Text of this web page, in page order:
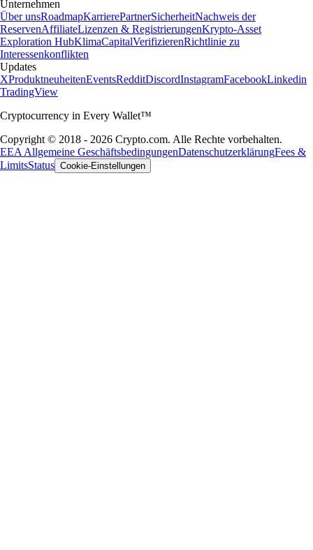
Unternehmen
Über unsRoadmapKarrierePartnerSicherheitNachweis der
ReservenAffiliateLizenzen & RegistrierungenKrypto-Asset
Exploration HubKlimaCapitalVerifizierenRichtlinie zu
Interessenkonflikten
Updates
XProduktneuheitenEventsRedditDiscordInstagramFacebookLinkedin
TradingView
Cryptocurrency in Every Wallet™
Copyright © 2018 - 2026 Crypto.com. Alle Rechte vorbehalten.
EEA Allgemeine GeschäftsbedingungenDatenschutzerklärungFees &
LimitsStatus Cookie-Einstellungen